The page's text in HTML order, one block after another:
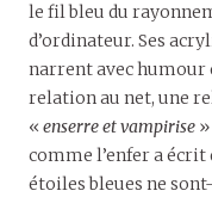
le fil bleu du
d’ordinateur. Ses
narrent avec humour
relation au net, une
« enserre et vampirise
comme l’enfer a écrit
étoiles bleues ne